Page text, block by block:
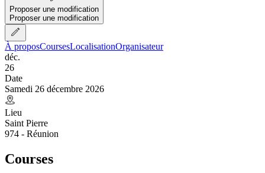
Proposer une modification
Proposer une modification
À proposCoursesLocalisationOrganisateur
déc.
26
Date
Samedi 26 décembre 2026
Lieu
Saint Pierre
974 - Réunion
Courses